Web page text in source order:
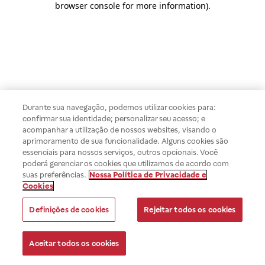
browser console for more information).
Durante sua navegação, podemos utilizar cookies para:
confirmar sua identidade; personalizar seu acesso; e
acompanhar a utilização de nossos websites, visando o
aprimoramento de sua funcionalidade. Alguns cookies são
essenciais para nossos serviços, outros opcionais. Você
poderá gerenciar os cookies que utilizamos de acordo com
suas preferências. Nossa Política de Privacidade e
Cookies
Definições de cookies Rejeitar todos os cookies
Aceitar todos os cookies